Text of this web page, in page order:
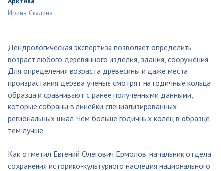
Ирина Скалина
Дендрологическая экспертиза позволяет определить
возраст любого деревянного изделия, здания, сооружения.
Для определения возраста древесины и даже места
произрастания дерева ученые смотрят на годичные кольца
образца и сравнивают с ранее полученными данными,
которые собраны в линейки специализированных
региональных шкал. Чем больше годичных колец в образце,
тем лучше.
Как отметил Евгений Олегович Ермолов, начальник отдела
сохранения историко-культурного наследия национального